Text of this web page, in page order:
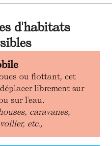
d'habitats
ou flottant, cet
librement sur
sur l'eau.
caravanes,
etc.,